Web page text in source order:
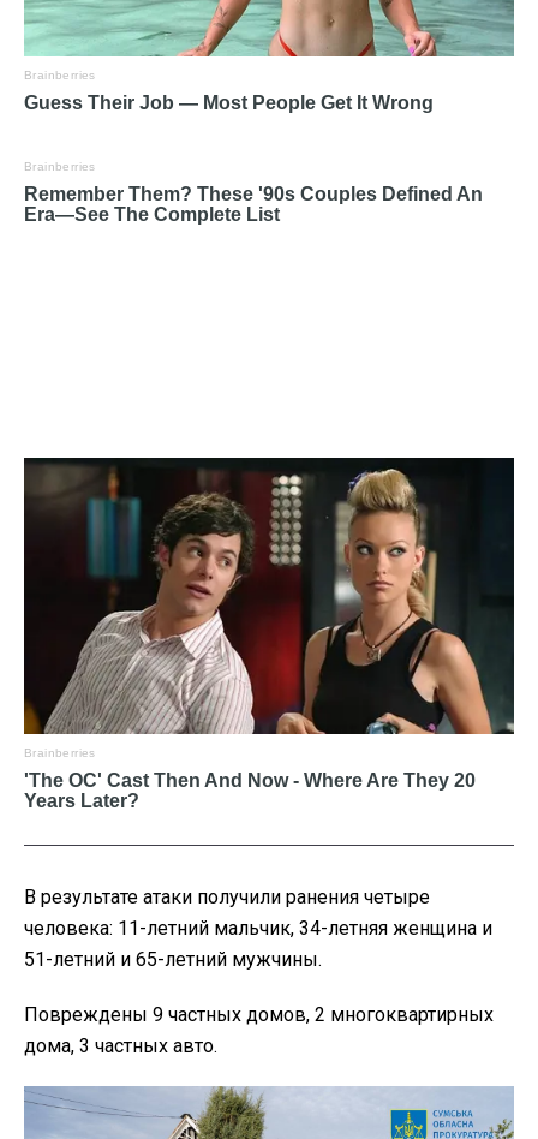
В результате атаки получили ранения четыре
человека: 11-летний мальчик, 34-летняя женщина и
51-летний и 65-летний мужчины.
Повреждены 9 частных домов, 2 многоквартирных
дома, 3 частных авто.